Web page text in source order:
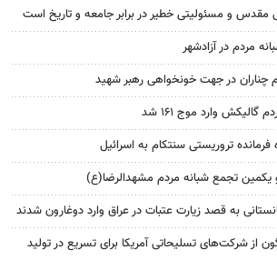
مقدس و مسئولیتی خطیر در برابر جامعه و تاریخ است
مردم در آزادشهر
چناران در جهت خونخواهی رهبر شهید
وارد موج ۱۶۱ شد
فرمانده تروریستی سنتکام به اسرائیل
تجمع شبانه مردم مشهدالرضا(ع)
از شرکت‌های تسلیحاتی آمریکا برای تسریع در تولید